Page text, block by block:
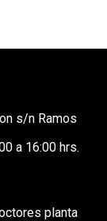
s/n Ramos
a 16:00 hrs.
planta